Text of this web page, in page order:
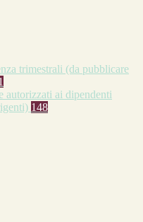
trimestrali (da pubblicare
autorizzati ai dipendenti
148